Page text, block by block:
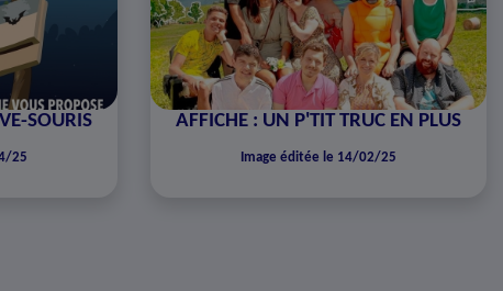
SOURIS
25
AFFICHE : UN P'TIT TRUC EN PLUS
Image éditée le 14/02/25